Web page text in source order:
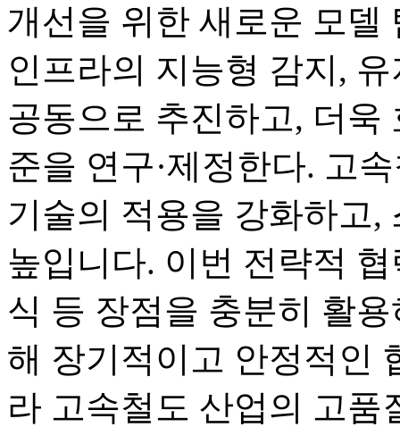
개선을 위한 새로운 모델
인프라의 지능형 감지,
공동으로 추진하고, 더욱
준을 연구·제정한다. 고
기술의 적용을 강화하고,
높입니다. 이번 전략적
식 등 장점을 충분히 활
해 장기적이고 안정적인
라 고속철도 산업의 고품